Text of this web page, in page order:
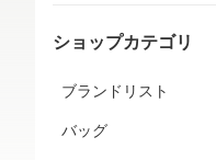
ショップカテゴリ
ブランドリスト
バッグ